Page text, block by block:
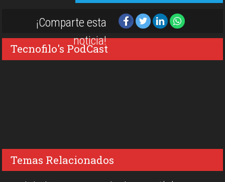
¡Comparte esta
noticia!
Tecnofilo's PodCast
Temas Relacionados